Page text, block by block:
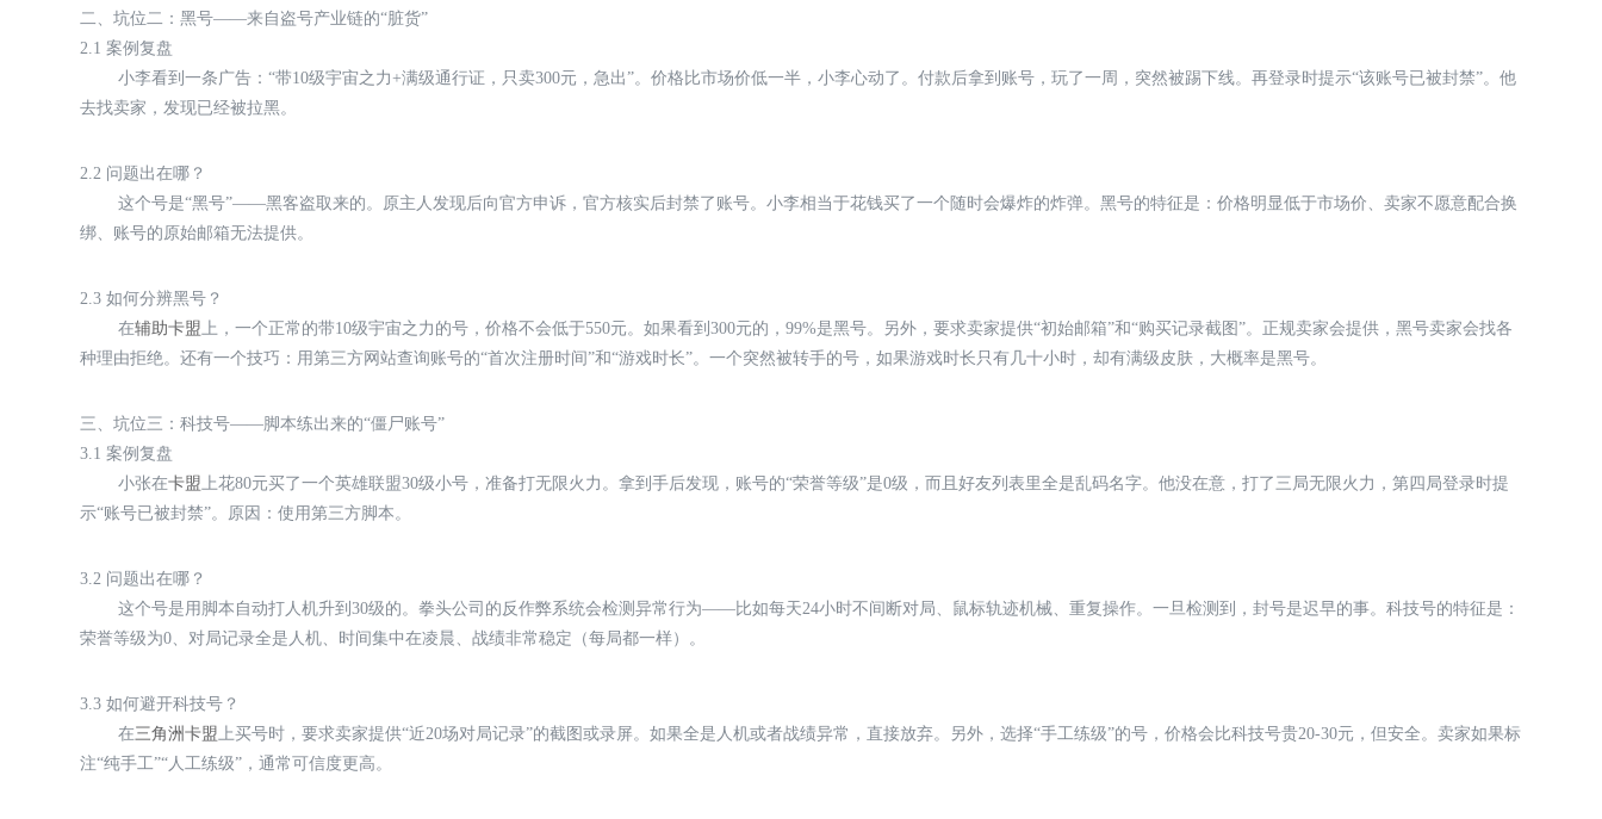
二、坑位二：黑号——来自盗号产业链的“脏货”
2.1 案例复盘
小李看到一条广告：“带10级宇宙之力+满级通行证，只卖300元，急出”。价格比市场价低一半，小李心动了。付款后拿到账号，玩了一周，突然被踢下线。再登录时提示“该账号已被封禁”。他
去找卖家，发现已经被拉黑。
2.2 问题出在哪？
这个号是“黑号”——黑客盗取来的。原主人发现后向官方申诉，官方核实后封禁了账号。小李相当于花钱买了一个随时会爆炸的炸弹。黑号的特征是：价格明显低于市场价、卖家不愿意配合换
绑、账号的原始邮箱无法提供。
2.3 如何分辨黑号？
在辅助卡盟上，一个正常的带10级宇宙之力的号，价格不会低于550元。如果看到300元的，99%是黑号。另外，要求卖家提供“初始邮箱”和“购买记录截图”。正规卖家会提供，黑号卖家会找各
种理由拒绝。还有一个技巧：用第三方网站查询账号的“首次注册时间”和“游戏时长”。一个突然被转手的号，如果游戏时长只有几十小时，却有满级皮肤，大概率是黑号。
三、坑位三：科技号——脚本练出来的“僵尸账号”
3.1 案例复盘
小张在卡盟上花80元买了一个英雄联盟30级小号，准备打无限火力。拿到手后发现，账号的“荣誉等级”是0级，而且好友列表里全是乱码名字。他没在意，打了三局无限火力，第四局登录时提
示“账号已被封禁”。原因：使用第三方脚本。
3.2 问题出在哪？
这个号是用脚本自动打人机升到30级的。拳头公司的反作弊系统会检测异常行为——比如每天24小时不间断对局、鼠标轨迹机械、重复操作。一旦检测到，封号是迟早的事。科技号的特征是：
荣誉等级为0、对局记录全是人机、时间集中在凌晨、战绩非常稳定（每局都一样）。
3.3 如何避开科技号？
在三角洲卡盟上买号时，要求卖家提供“近20场对局记录”的截图或录屏。如果全是人机或者战绩异常，直接放弃。另外，选择“手工练级”的号，价格会比科技号贵20-30元，但安全。卖家如果标
注“纯手工”“人工练级”，通常可信度更高。